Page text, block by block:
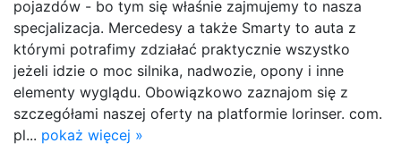
pojazdów - bo tym się właśnie zajmujemy to nasza
specjalizacja. Mercedesy a także Smarty to auta z
którymi potrafimy zdziałać praktycznie wszystko
jeżeli idzie o moc silnika, nadwozie, opony i inne
elementy wyglądu. Obowiązkowo zaznajom się z
szczegółami naszej oferty na platformie lorinser. com.
pl... pokaż więcej »